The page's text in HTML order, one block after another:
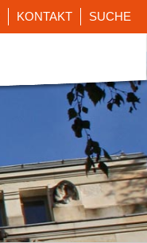
KONTAKT SUCHE